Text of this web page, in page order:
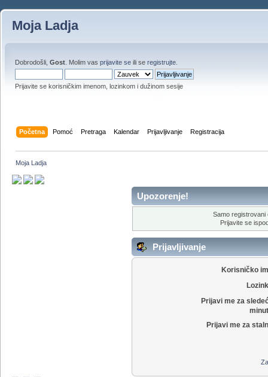
Moja Ladja
Dobrodošli, Gost . Molim vas prijavite se ili se registrujte
Prijavite se korisničkim imenom, lozinkom i dužinom sesije
Početna Pomoć Pretraga Kalendar Prijavljivanje Registracija
Moja Ladja
Upozorenje!
Samo registrovani
Prijavite se
Prijavljivanje
Korisničko
Prijavi me za
Prijavi me za